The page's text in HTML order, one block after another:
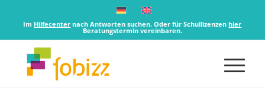
Im Hilfecenter nach Antworten suchen. Oder für Schullizenzenhier
Beratungstermin vereinbaren.